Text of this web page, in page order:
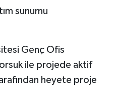
sunumu
Genç Ofis
ile projede aktif
heyete proje